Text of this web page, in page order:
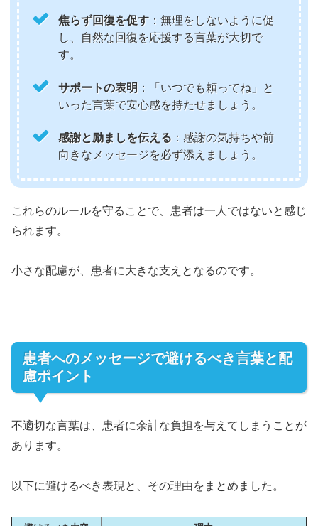
焦らず回復を促す ：無理をしないように促
し、自然な回復を応援する言葉が大切で
す。
サポートの表明 ：「いつでも頼ってね」と
いった言葉で安心感を持たせましょう。
感謝と励ましを伝える ：感謝の気持ちや前
向きなメッセージを必ず添えましょう。
これらのルールを守ることで、患者は一人ではないと感じ
られます。
小さな配慮が、患者に大きな支えとなるのです。
患者へのメッセージで避けるべき言葉と配
慮ポイント
不適切な言葉は、患者に余計な負担を与えてしまうことが
あります。
以下に避けるべき表現と、その理由をまとめました。